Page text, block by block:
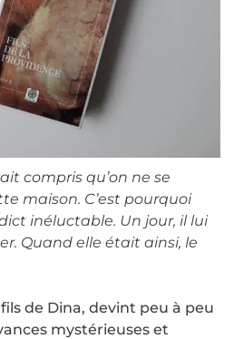
compris qu’on ne se
maison. C’est pourquoi
inéluctable. Un jour, il lui
Quand elle était ainsi, le
de Dina, devint peu à peu
mystérieuses et